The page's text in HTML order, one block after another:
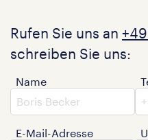
Rufen Sie uns an
schreiben Sie uns:
Name
E-Mail-Adresse